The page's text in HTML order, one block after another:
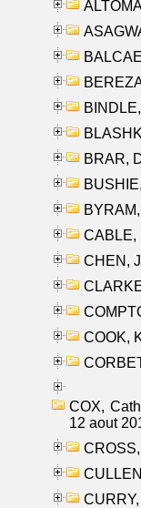
BRAR,
CABLE,
CHEN,
COOK,
COX,
12 aout